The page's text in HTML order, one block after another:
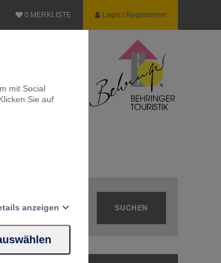
Login / Registrieren
0 MERKLISTE
mit Social
Sie auf
anzeigen